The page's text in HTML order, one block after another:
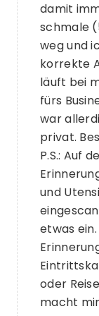
damit
schmale
weg und
korrekte
läuft bei
fürs
war
privat.
P.S.: Auf
und
etwas
oder
macht